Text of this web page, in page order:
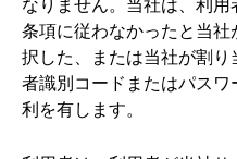
条項に従わなかったと当
択した、または当社が割
者識別コードまたはパス
利を有します。